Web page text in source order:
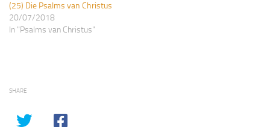
(25) Die Psalms van Christus
20/07/2018
In "Psalms van Christus"
SHARE